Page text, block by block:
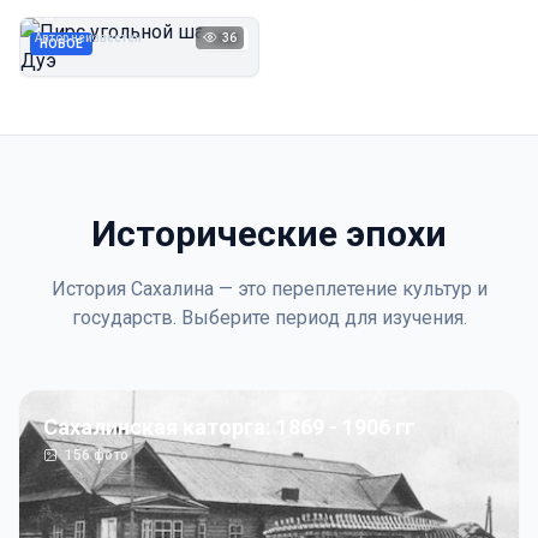
НОВОЕ 1923
Автор неизвестен 36
Исторические эпохи
История Сахалина — это переплетение культур и
государств. Выберите период для изучения.
Сахалинская каторга: 1869 - 1906 гг
156фото